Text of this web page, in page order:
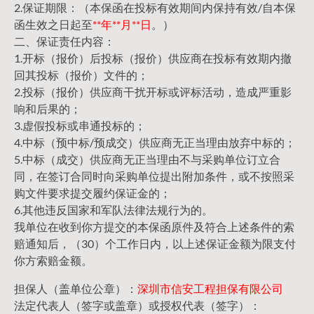
2.保证期限：（本保函在投标有效期间内保持有效/自本保
函生效之日起至**年**月**日 。）
二、保证责任内容：
1.开标（报价）后投标（报价）供应商在投标有效期内撤
回其投标（报价）文件的；
2.投标（报价）供应商干扰开标或评标活动，造成严重影
响和后果的；
3.虚假投标或串通投标的；
4.中标（预中标/预成交）供应商无正当理由放弃中标的；
5.中标（成交）供应商无正当理由不与采购单位订立合
同，在签订合同时向采购单位提出附加条件，或不按照采
购文件要求提交履约保证金的；
6.其他违反国家和军队法律法规行为的。
我单位在收到你方提交的本保函原件及符合上述条件的索
赔通知后，（30）个工作日内，以上述保证金额为限支付
你方索赔金额。
担保人（盖单位公章）： 深圳市信安工程担保有限公司
法定代表人（签字或盖章）或授权代表（签字）：